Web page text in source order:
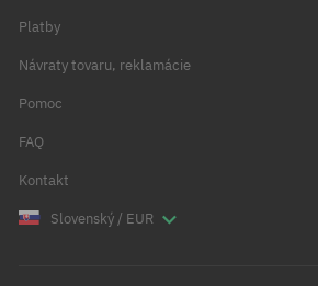
Platby
Návraty tovaru, reklamácie
Pomoc
FAQ
Kontakt
Slovenský / EUR